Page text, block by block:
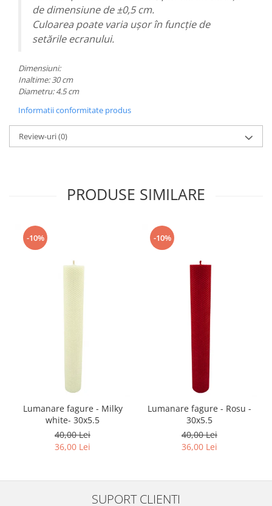
de dimensiune de ±0,5 cm.
Culoarea poate varia ușor în funcție de
setările ecranului.
Dimensiuni:
Inaltime: 30 cm
Diametru: 4.5 cm
Informatii conformitate produs
Review-uri(0)
PRODUSE SIMILARE
-10%
Lumanare fagure - Milky
white- 30x5.5
40,00 Lei
36,00 Lei
-10%
Lumanare fagure - Rosu -
30x5.5
40,00 Lei
36,00 Lei
SUPORT CLIENTI